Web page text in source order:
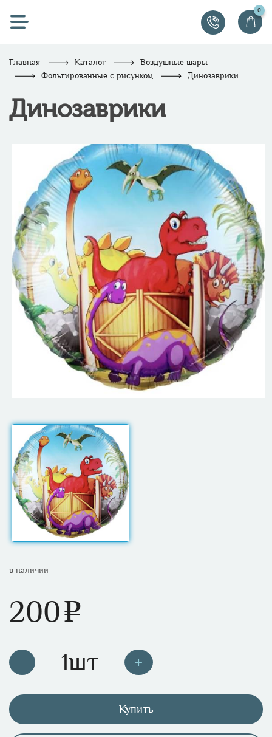
0
Главная Каталог
Воздушные шары
Фольгированные с рисунком
Динозаврики
Динозаврики
в наличии
200 e
Купить